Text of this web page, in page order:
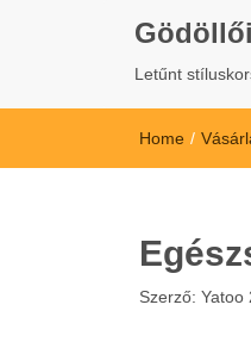
Letűnt
Home /
Szerző: Yatoo